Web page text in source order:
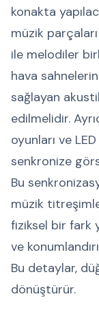
konakta
müzik
ile melodiler
hava
sağlayan
edilmelidir.
oyunları ve
senkronize
Bu
müzik
fiziksel bir fark
ve
Bu detaylar,
dönüştürür.